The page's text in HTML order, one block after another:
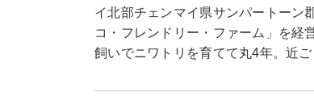
イ北部チェンマイ県サンパートーン
コ・フレンドリー・ファーム」を経
飼いでニワトリを育てて丸4年。近